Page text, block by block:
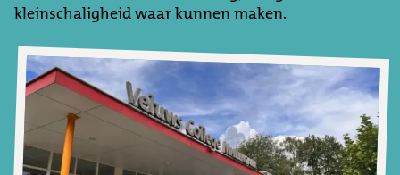
kleinschaligheid waar kunnen maken.